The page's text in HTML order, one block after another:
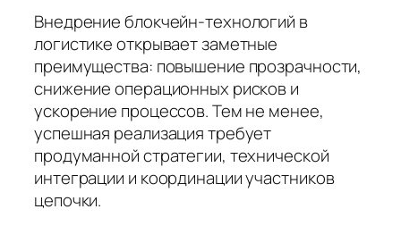
Внедрение блокчейн-технологий в
логистике открывает заметные
преимущества: повышение прозрачности,
снижение операционных рисков и
ускорение процессов. Тем не менее,
успешная реализация требует
продуманной стратегии, технической
интеграции и координации участников
цепочки.